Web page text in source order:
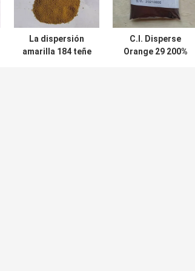
La dispersión
amarilla 184 teñe
C.I. Disperse
Orange 29 200%